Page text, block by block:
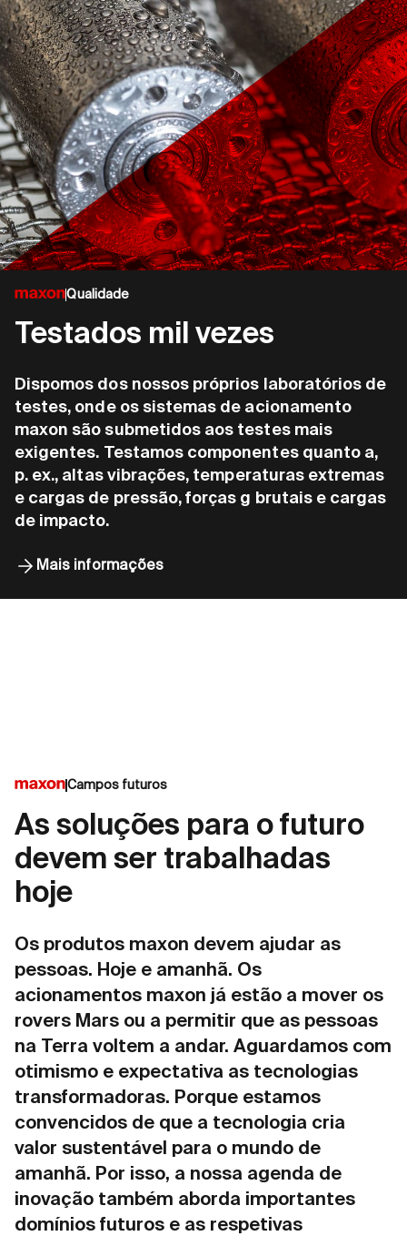
Qualidade
Testados mil vezes
Dispomos dos nossos próprios laboratórios de
testes, onde os sistemas de acionamento
maxon são submetidos aos testes mais
exigentes. Testamos componentes quanto a,
p. ex., altas vibrações, temperaturas extremas
e cargas de pressão, forças g brutais e cargas
de impacto.
Mais informações
Campos futuros
As soluções para o futuro
devem ser trabalhadas
hoje
Os produtos maxon devem ajudar as
pessoas. Hoje e amanhã. Os
acionamentos maxon já estão a mover os
rovers Mars ou a permitir que as pessoas
na Terra voltem a andar. Aguardamos com
otimismo e expectativa as tecnologias
transformadoras. Porque estamos
convencidos de que a tecnologia cria
valor sustentável para o mundo de
amanhã. Por isso, a nossa agenda de
inovação também aborda importantes
domínios futuros e as respetivas